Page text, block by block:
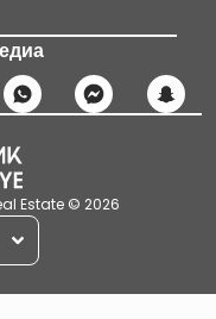
Estate © 2026